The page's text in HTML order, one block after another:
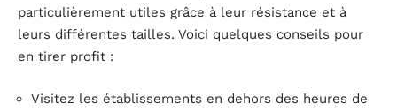
particulièrement utiles grâce à leur résistance et à
leurs différentes tailles. Voici quelques conseils pour
en tirer profit :
Visitez les établissements en dehors des heures de